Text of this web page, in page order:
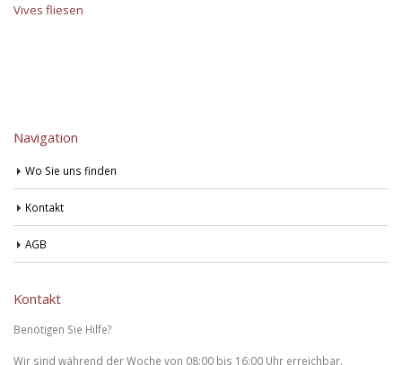
Vives fliesen
Navigation
Wo Sie uns finden
Kontakt
AGB
Kontakt
Benötigen Sie Hilfe?
Wir sind während der Woche von 08:00 bis 16:00 Uhr erreichbar.